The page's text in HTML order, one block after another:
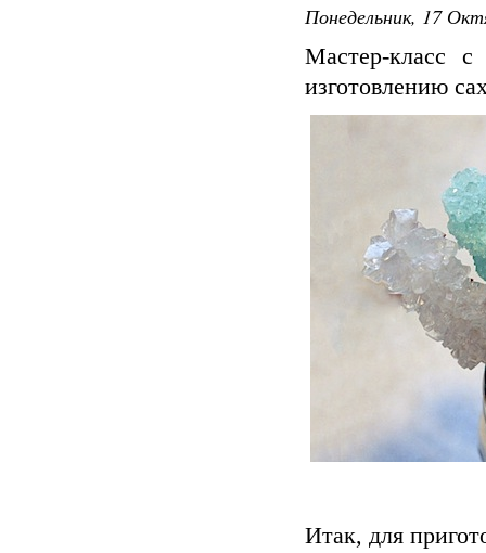
Понедельник, 17
Мастер-класс
изготовлению
Итак, для